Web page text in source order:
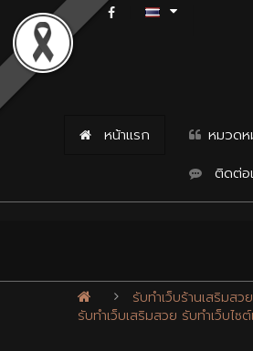
หน้าแรก หมวด
ติดต่อ
รับทำเว็บร้านเสริมสวย
รับทำเว็บเสริมสวย รับทำเว็บไซ